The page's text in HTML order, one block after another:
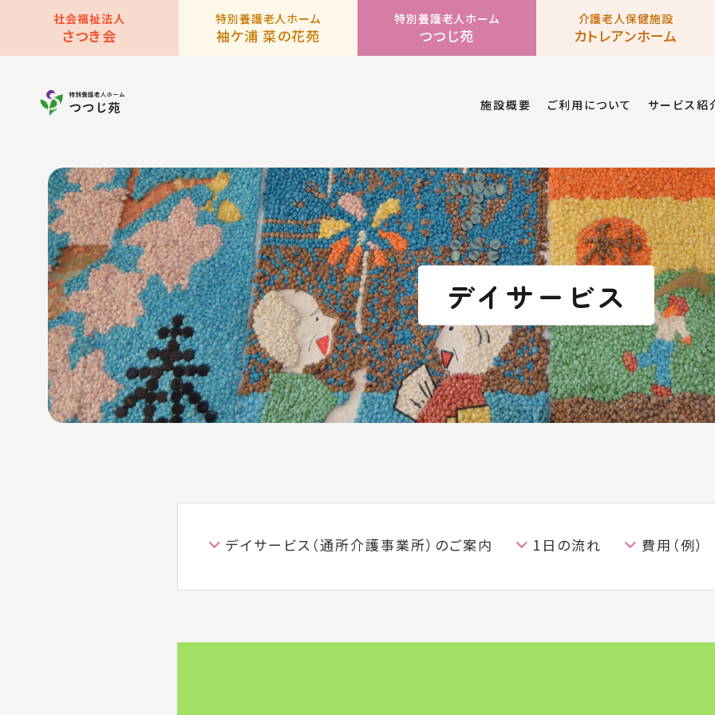
社会福祉法人
さつき会
特別養護老人ホーム
袖ケ浦 菜の花苑
特別養護老人ホーム
つつじ苑
介護老人保健施設
カトレアンホーム
施設概要 ご利用について サービス紹
デイサービス
デイサービス（通所介護事業所）のご案内 1日の流れ 費用（例）